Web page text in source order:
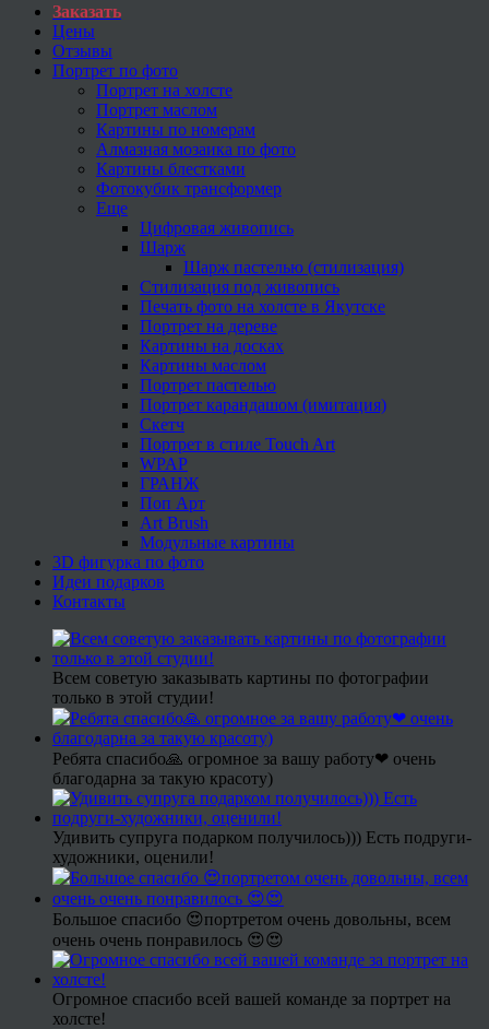
Заказать
Цены
Отзывы
Портрет по фото
Портрет на холсте
Портрет маслом
Картины по номерам
Алмазная мозаика по фото
Картины блестками
Фотокубик трансформер
Еще
Цифровая живопись
Шарж
Шарж пастелью (стилизация)
Стилизация под живопись
Печать фото на холсте в Якутске
Портрет на дереве
Картины на досках
Картины маслом
Портрет пастелью
Портрет карандашом (имитация)
Скетч
Портрет в стиле Touch Art
WPAP
ГРАНЖ
Поп Арт
Art Brush
Модульные картины
3D фигурка по фото
Идеи подарков
Контакты
Всем советую заказывать картины по фотографии
только в этой студии!
Ребята спасибо🙏 огромное за вашу работу❤ очень
благодарна за такую красоту)
Удивить супруга подарком получилось))) Есть подруги-
художники, оценили!
Большое спасибо 😍портретом очень довольны, всем
очень очень понравилось 😍😍
Огромное спасибо всей вашей команде за портрет на
холсте!